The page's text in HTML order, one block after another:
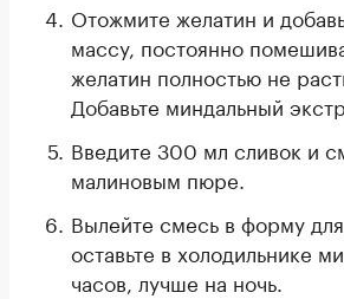
Отожмите желатин и
массу, постоянно
желатин полностью не
Добавьте миндальный
Введите 300 мл сливок и
малиновым пюре.
Вылейте смесь в форму
оставьте в холодильнике
часов, лучше на ночь.